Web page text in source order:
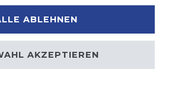
ABLEHNEN
AKZEPTIEREN